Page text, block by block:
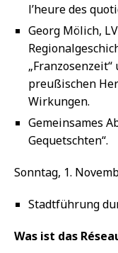
l’heure des
Georg Mölich,
preußischen
Wirkungen.
Gemeinsames
Gequetschten“.
Sonntag, 1.
Stadtführung
Was ist das